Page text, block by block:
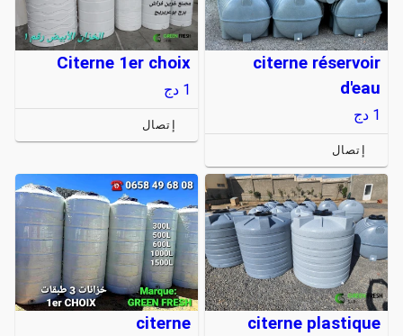
citerne réservoir
d'eau
1 دج
إتصال
Citerne 1er choix
1 دج
إتصال
citerne plastique
citerne